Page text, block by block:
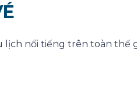
lịch nổi tiếng trên toàn thế